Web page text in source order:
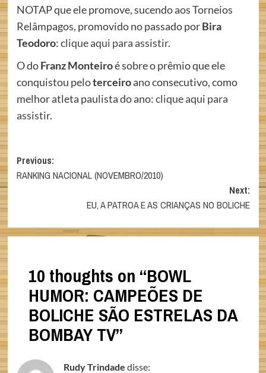
NOTAP que ele promove, sucendo aos Torneios
Relâmpagos, promovido no passado porBira
Teodoro:clique aqui para assistir.
O doFranz Monteiroé sobre o prêmio que ele
conquistou peloterceiroano consecutivo, como
melhor atleta paulista do ano:clique aqui para
assistir.
Post
navigation
Previous:
RANKING NACIONAL (NOVEMBRO/2010)
Next:
EU, A PATROA E AS CRIANÇAS NO BOLICHE
10 thoughts on “BOWL
HUMOR: CAMPEÕES DE
BOLICHE SÃO ESTRELAS DA
BOMBAY TV”
Rudy Trindade disse: